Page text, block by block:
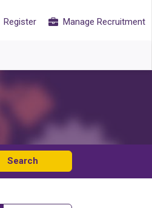
Register Manage Recruitment
Search